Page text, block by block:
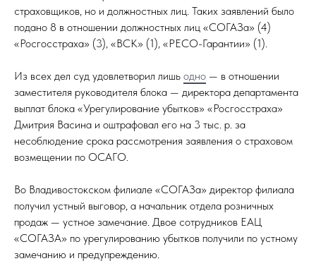
страховщиков, но и должностных лиц. Таких заявлений было
подано 8 в отношении должностных лиц «СОГАЗа» (4)
«Росгосстраха» (3), «ВСК» (1), «РЕСО-Гарантии» (1).
Из всех дел суд удовлетворил лишь одно — в отношении
заместителя руководителя блока — директора департамента
выплат блока «Урегулирование убытков» «Росгосстраха»
Дмитрия Васина и оштрафовал его на 3 тыс. р. за
несоблюдение срока рассмотрения заявления о страховом
возмещении по ОСАГО.
Во Владивостокском филиале «СОГАЗа» директор филиала
получил устный выговор, а начальник отдела розничных
продаж — устное замечание. Двое сотрудников ЕАЦ
«СОГАЗА» по урегулированию убытков получили по устному
замечанию и предупреждению.